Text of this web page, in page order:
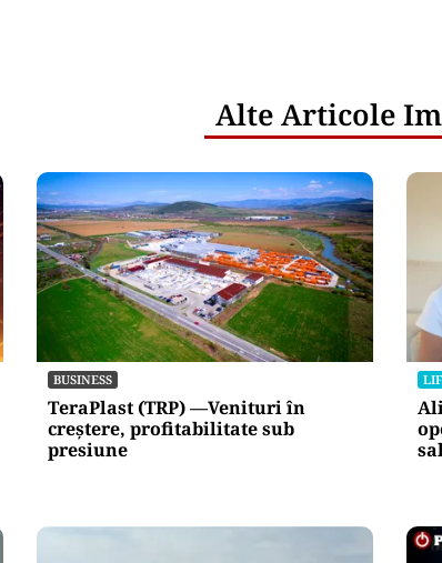
Alte Articole
BUSINESS
TeraPlast (TRP) —Venituri în
creștere, profitabilitate sub
presiune